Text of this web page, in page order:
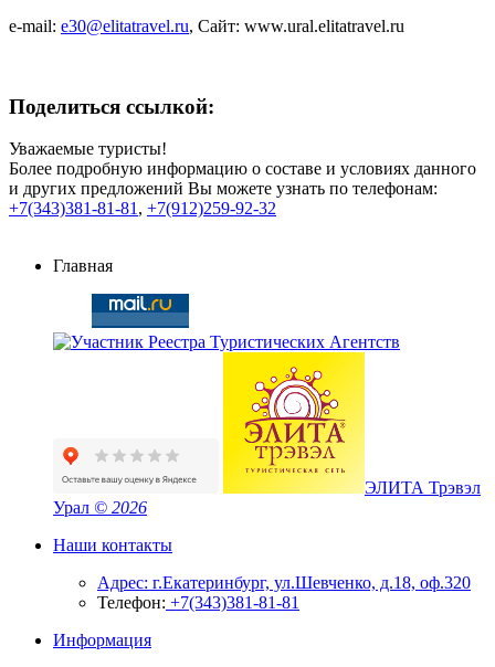
e-mail: e30@elitatravel.ru, Сайт: www.ural.elitatravel.ru
Поделиться ссылкой:
Уважаемые туристы!
Более подробную информацию о составе и условиях данного
и других предложений Вы можете узнать по телефонам:
+7(343)381-81-81, +7(912)259-92-32
Главная
ЭЛИТА Трэвэл
Урал © 2026
Наши контакты
Адрес: г.Екатеринбург, ул.Шевченко, д.18, оф.320
Телефон: +7(343)381-81-81
Информация